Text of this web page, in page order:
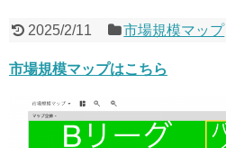
2025/2/11 市場規模マップ
市場規模マップはこちら